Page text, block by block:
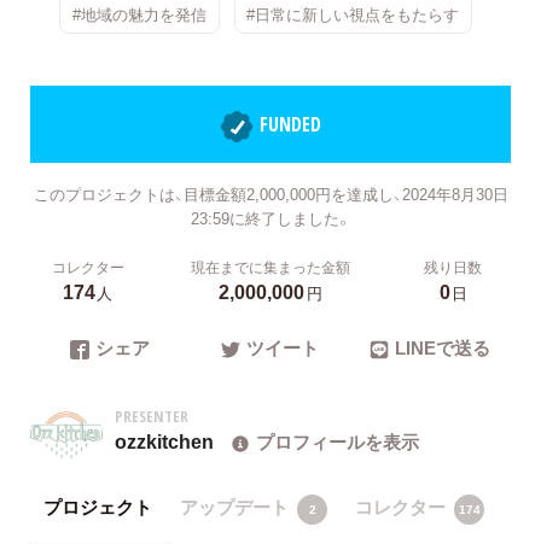
#地域の魅力を発信 #日常に新しい視点をもたらす
FUNDED
このプロジェクトは、目標金額2,000,000円を達成し、2024年8月30日
23:59に終了しました。
コレクター
174人
現在までに集まった金額
2,000,000円
残り日数
0日
シェア ツイート LINEで送る
PRESENTER
ozzkitchen プロフィールを表示
プロジェクト アップデート 2 コレクター 174